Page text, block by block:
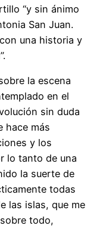
“y sin ánimo
San Juan.
una historia y
la escena
en el
sin duda
hace más
y los
lo tanto de una
la suerte de
todas
las islas, que me
todo,